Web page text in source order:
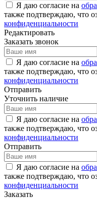
Я даю согласие на
также подтверждаю, что
конфиденциальности
Редактировать
Заказать звонок
Я даю согласие на
также подтверждаю, что
конфиденциальности
Отправить
Уточнить наличие
Я даю согласие на
также подтверждаю, что
конфиденциальности
Отправить
Я даю согласие на
также подтверждаю, что
конфиденциальности
Заказать